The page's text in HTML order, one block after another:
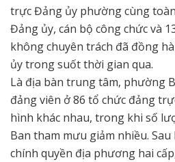
trực Đảng ủy phường cùng
Đảng ủy, cán bộ công chức và
không chuyên trách đã đồng
ủy trong suốt thời gian qua.
Là địa bàn trung tâm, phường
đảng viên ở 86 tổ chức đảng
hình khác nhau, trong khi số
Ban tham mưu giảm nhiều.
chính quyền địa phương hai